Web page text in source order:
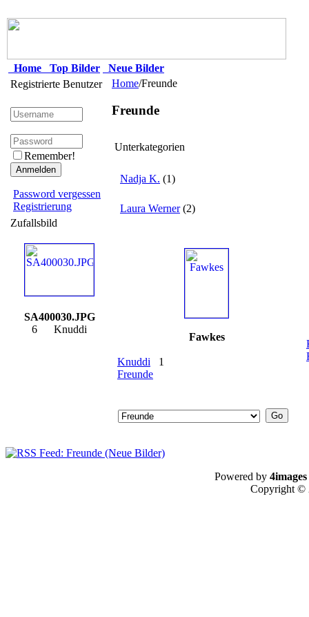
Home Top Bilder
Neue Bilder
Registrierte Benutzer
Remember!
Password vergessen
Registrierung
Zufallsbild
SA400030.JPG
6 Knuddi
Home/Freunde
Freunde
Unterkategorien
Nadja K. (1)
Laura Werner(2)
Fawkes
Knuddi
1
Freunde
Powered by 4images
Copyright ©